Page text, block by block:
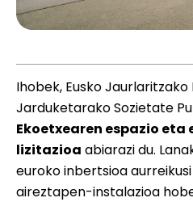
Ihobek, Eusko
Jarduketarako Sozietate
Ekoetxearen espazio
lizitazioa abiarazi du.
euroko inbertsioa
aireztapen-instalazioa